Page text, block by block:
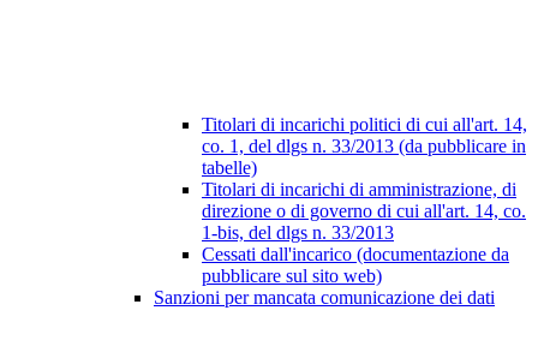
Titolari di incarichi politici di cui all'art. 14,
co. 1, del dlgs n. 33/2013 (da pubblicare in
tabelle)
Titolari di incarichi di amministrazione, di
direzione o di governo di cui all'art. 14, co.
1-bis, del dlgs n. 33/2013
Cessati dall'incarico (documentazione da
pubblicare sul sito web)
Sanzioni per mancata comunicazione dei dati